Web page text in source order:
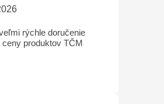
rýchle doručenie
ceny produktov TČM